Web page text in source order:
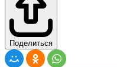
Поделиться